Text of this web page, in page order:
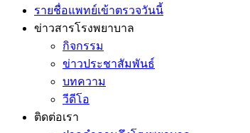
รายชื่อแพทย์เข้าตรวจวันนี้
ข่าวสารโรงพยาบาล
กิจกรรม
ข่าวประชาสัมพันธ์
บทความ
วีดีโอ
ติดต่อเรา